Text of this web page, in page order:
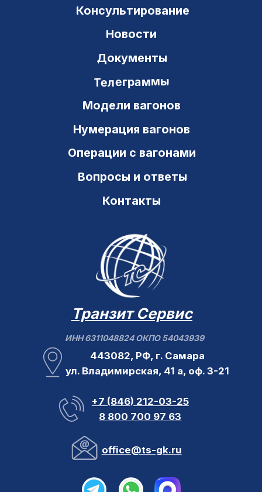
office@ts-gk.ru
© Транзит Сервис 2000–2026
Новостной канал в МАХ
Новостной канал в Telegram
Карта сайта